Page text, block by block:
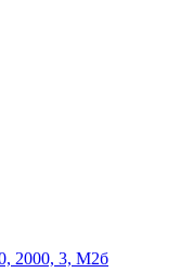
2000, 3, М2б